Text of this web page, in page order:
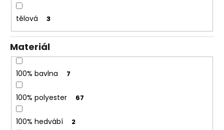
tělová 3
Materiál
100% bavlna 7
100% polyester 67
100% hedvábí 2